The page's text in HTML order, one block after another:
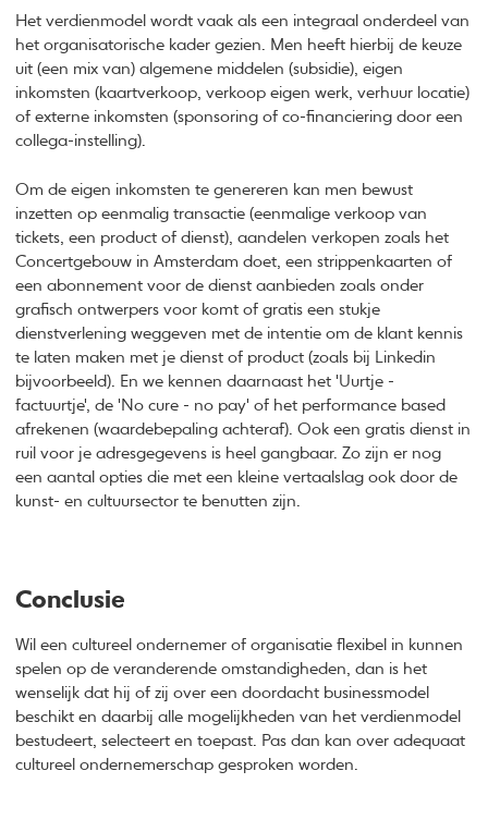
Het verdienmodel wordt vaak als een integraal onderdeel van
het organisatorische kader gezien. Men heeft hierbij de keuze
uit (een mix van) algemene middelen (subsidie), eigen
inkomsten (kaartverkoop, verkoop eigen werk, verhuur locatie)
of externe inkomsten (sponsoring of co-financiering door een
collega-instelling).
Om de eigen inkomsten te genereren kan men bewust
inzetten op eenmalig transactie (eenmalige verkoop van
tickets, een product of dienst), aandelen verkopen zoals het
Concertgebouw in Amsterdam doet, een strippenkaarten of
een abonnement voor de dienst aanbieden zoals onder
grafisch ontwerpers voor komt of gratis een stukje
dienstverlening weggeven met de intentie om de klant kennis
te laten maken met je dienst of product (zoals bij Linkedin
bijvoorbeeld). En we kennen daarnaast het 'Uurtje -
factuurtje', de 'No cure - no pay' of het performance based
afrekenen (waardebepaling achteraf). Ook een gratis dienst in
ruil voor je adresgegevens is heel gangbaar. Zo zijn er nog
een aantal opties die met een kleine vertaalslag ook door de
kunst- en cultuursector te benutten zijn.
Conclusie
Wil een cultureel ondernemer of organisatie flexibel in kunnen
spelen op de veranderende omstandigheden, dan is het
wenselijk dat hij of zij over een doordacht businessmodel
beschikt en daarbij alle mogelijkheden van het verdienmodel
bestudeert, selecteert en toepast. Pas dan kan over adequaat
cultureel ondernemerschap gesproken worden.